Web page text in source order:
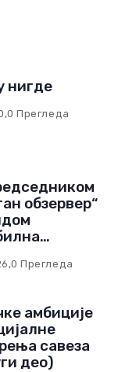
нигде
Прегледа
обзервер“
Прегледа
амбиције
савеза
део)